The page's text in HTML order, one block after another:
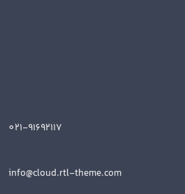
021-91692117
info@cloud.rtl-theme.com